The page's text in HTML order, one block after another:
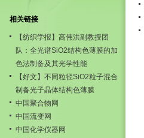
相关链接
【纺织学报】高伟洪副教授团
队：全光谱SiO2结构色薄膜的加
色法制备及其光学性能
【好文】不同粒径SiO2粒子混合
制备光子晶体结构色薄膜
中国聚合物网
中国流变网
中国化学仪器网